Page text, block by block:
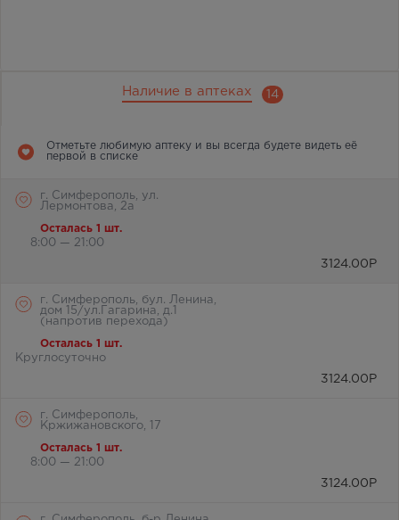
Наличие в аптеках 14
Отметьте любимую аптеку и вы всегда будете видеть её
первой в списке
г. Симферополь, ул.
Лермонтова, 2а
Осталась 1 шт.
8:00 — 21:00
3124.00 Р
г. Симферополь, бул. Ленина,
дом 15/ул.Гагарина, д.1
(напротив перехода)
Осталась 1 шт.
Круглосуточно
3124.00 Р
г. Симферополь,
Кржижановского, 17
Осталась 1 шт.
8:00 — 21:00
3124.00 Р